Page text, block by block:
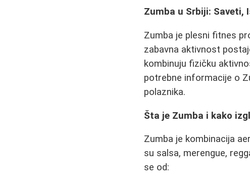
Zumba u Srbiji: Saveti,
Zumba je plesni fitnes
zabavna aktivnost
kombinuju fizičku
potrebne informacije o
polaznika.
Šta je Zumba i kako
Zumba je kombinacija
su salsa, merengue,
se od: